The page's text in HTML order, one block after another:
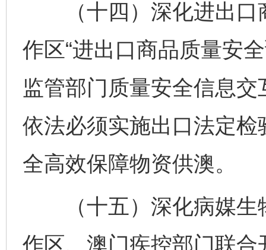
（十四）深化进出口
作区“进出口商品质量安
监管部门质量安全信息
依法必须实施出口法定
全高效保障物资供澳。
（十五）深化病媒生
作区、澳门疾控部门联